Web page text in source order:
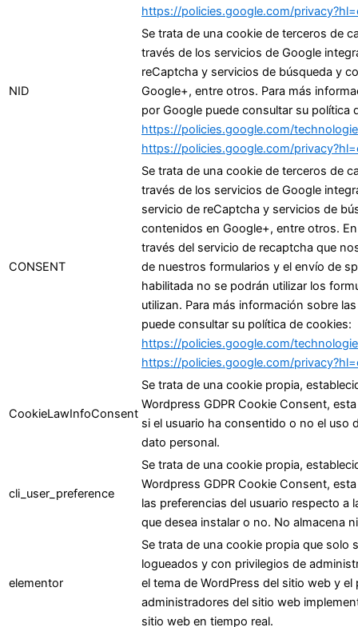
https://policies.google.com/
NID
Se trata de una cookie de terceros de
través de los servicios de Google
reCaptcha y servicios de búsqueda y
Google+, entre otros. Para más
por Google puede consultar su política
https://policies.google.com/
https://policies.google.com/
CONSENT
Se trata de una cookie de terceros de
través de los servicios de Google
servicio de reCaptcha y servicios de
contenidos en Google+, entre otros.
través del servicio de recaptcha que
de nuestros formularios y el envío de
habilitada no se podrán utilizar los
utilizan. Para más información sobre
puede consultar su política de cookies:
https://policies.google.com/
https://policies.google.com/
CookieLawInfoConsent
Se trata de una cookie propia,
Wordpress GDPR Cookie Consent,
si el usuario ha consentido o no el uso
dato personal.
cli_user_preference
Se trata de una cookie propia,
Wordpress GDPR Cookie Consent,
las preferencias del usuario respecto a
que desea instalar o no. No almacena
elementor
Se trata de una cookie propia que solo
logueados y con privilegios de
el tema de WordPress del sitio web y
administradores del sitio web
sitio web en tiempo real.